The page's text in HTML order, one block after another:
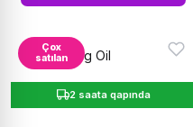
Çox
satılan
2 saata qapında